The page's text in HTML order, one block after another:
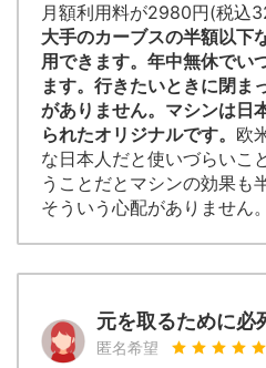
月額利用料が2980円(税込
大手のカーブスの半額以下
用できます。年中無休でい
ます。行きたいときに閉ま
がありません。マシンは日
られたオリジナルです。 欧
な日本人だと使いづらいこ
うことだとマシンの効果も
そういう心配がありません。
元を取るために必
匿名希望